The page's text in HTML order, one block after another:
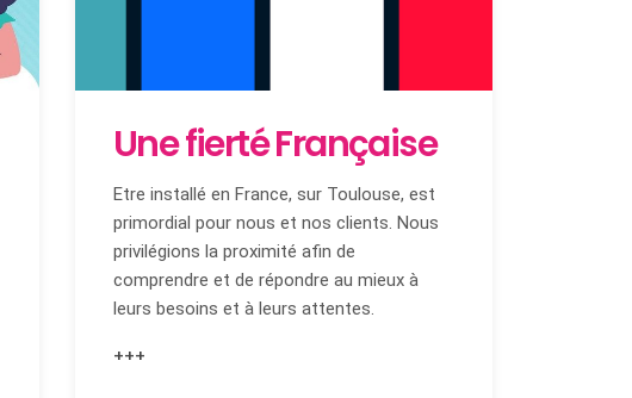
Une fierté Française
Etre installé en France, sur Toulouse, est
primordial pour nous et nos clients. Nous
privilégions la proximité afin de
comprendre et de répondre au mieux à
leurs besoins et à leurs attentes.
+++